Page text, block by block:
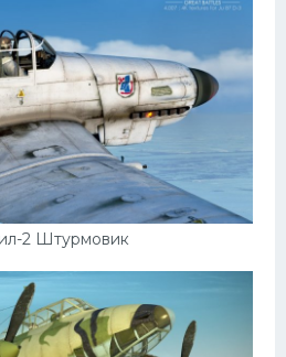
2 Штурмовик